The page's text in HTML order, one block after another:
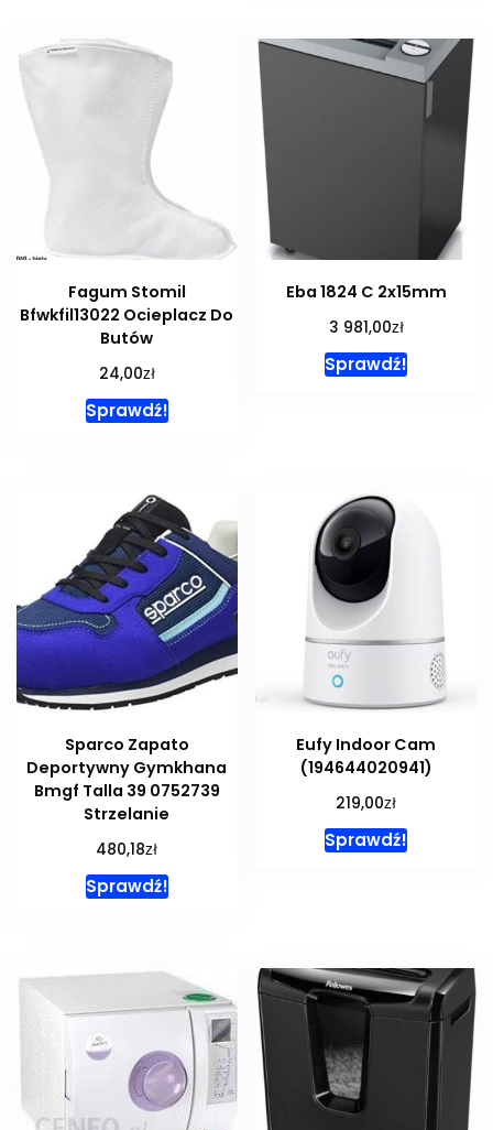
Fagum Stomil
Bfwkfil13022 Ocieplacz Do
Butów
24,00zł
Sprawdź!
Eba 1824 C 2x15mm
3 981,00zł
Sprawdź!
Sparco Zapato
Deportywny Gymkhana
Bmgf Talla 39 0752739
Strzelanie
480,18zł
Sprawdź!
Eufy Indoor Cam
(194644020941)
219,00zł
Sprawdź!